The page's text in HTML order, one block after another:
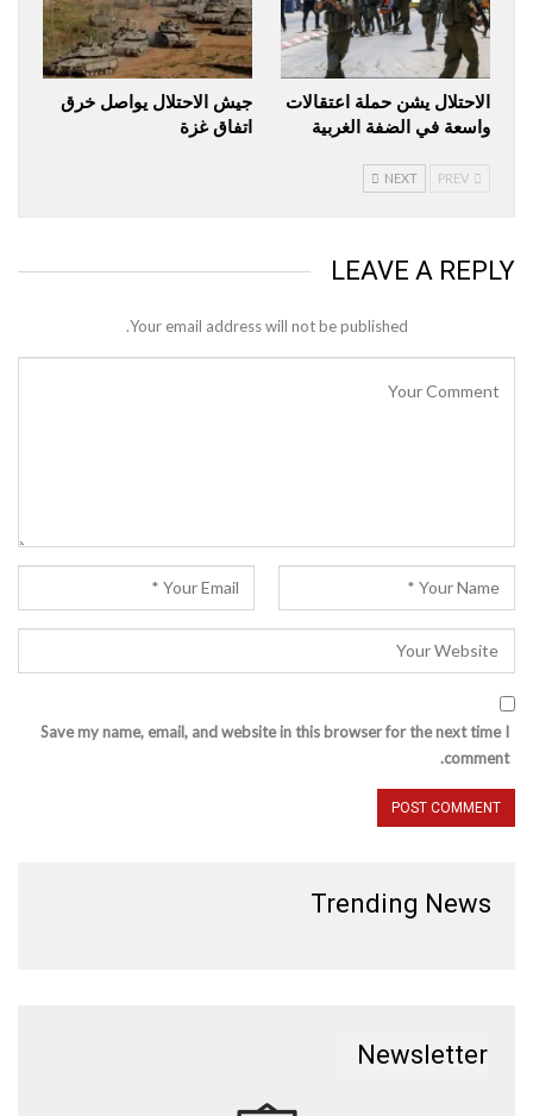
الاحتلال يشن حملة اعتقالات
واسعة في الضفة الغربية
جيش الاحتلال يواصل خرق
اتفاق غزة
NEXT
LEAVE A REPLY
Your email address will not be published.
Save my name, email, and website in this browser for the next time I
comment.
Trending News
Newsletter